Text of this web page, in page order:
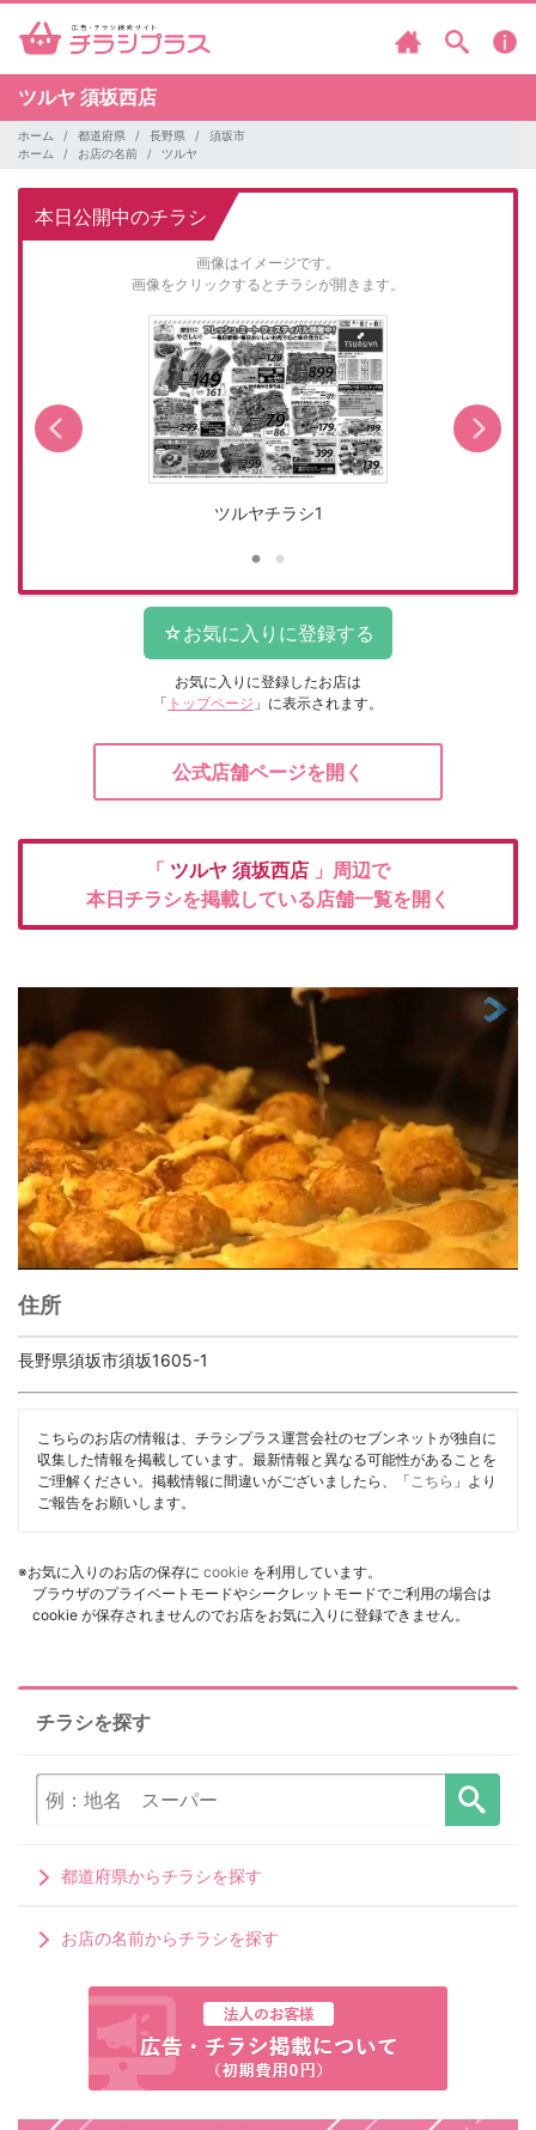
ツルヤ 須坂西店
ホーム 都道府県 長野県
須坂市
ホーム
お店の名前 ツルヤ
本日公開中のチラシ
画像はイメージです。
画像をクリックするとチラシが開きます。
ツルヤチラシ1
お気に入りに登録したお店は
「 トップページ 」に表示されます。
公式店舗ページを開く
「 ツルヤ 須坂西店 」周辺で
本日チラシを掲載している店舗一覧を開く
住所
長野県須坂市須坂1605-1
こちらのお店の情報は、チラシプラス運営会社のセブンネットが独自に
収集した情報を掲載しています。最新情報と異なる可能性があることを
ご理解ください。掲載情報に間違いがございましたら、「 こちら 」より
ご報告をお願いします。
※お気に入りのお店の保存に cookie を利用しています。
ブラウザのプライベートモードやシークレットモードでご利用の場合は
cookie が保存されませんのでお店をお気に入りに登録できません。
チラシを探す
都道府県からチラシを探す
お店の名前からチラシを探す